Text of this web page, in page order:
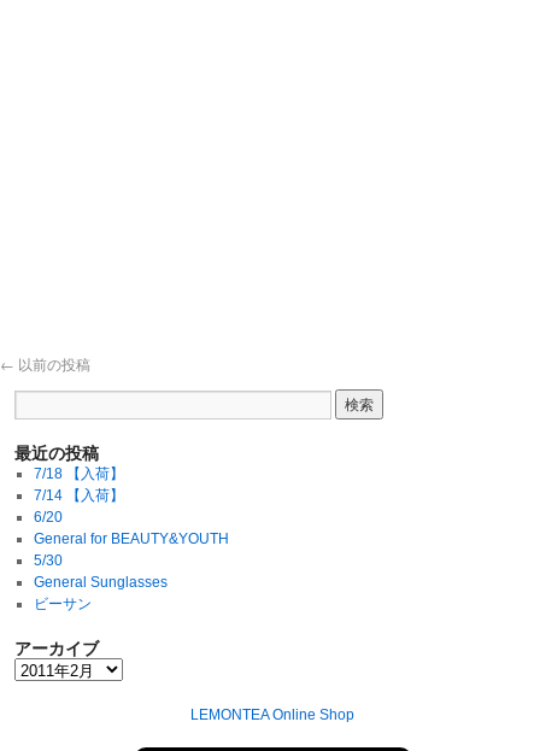
← 以前の投稿
最近の投稿
7/18 【入荷】
7/14 【入荷】
6/20
General for BEAUTY&YOUTH
5/30
General Sunglasses
ビーサン
アーカイブ
LEMONTEA Online Shop